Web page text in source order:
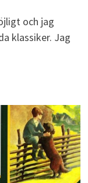
och jag
klassiker. Jag